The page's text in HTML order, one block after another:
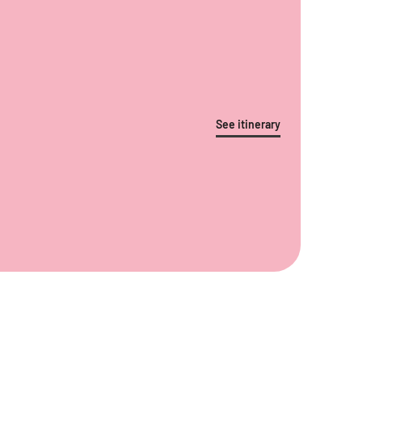
See itinerary